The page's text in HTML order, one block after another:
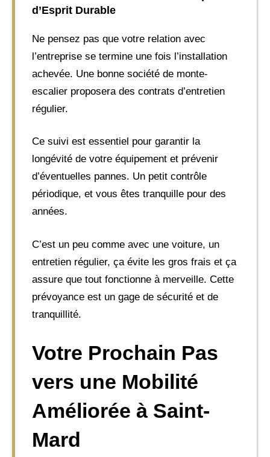
d’Esprit Durable
Ne pensez pas que votre relation avec
l’entreprise se termine une fois l’installation
achevée. Une bonne société de monte-
escalier proposera des contrats d’entretien
régulier.
Ce suivi est essentiel pour garantir la
longévité de votre équipement et prévenir
d’éventuelles pannes. Un petit contrôle
périodique, et vous êtes tranquille pour des
années.
C’est un peu comme avec une voiture, un
entretien régulier, ça évite les gros frais et ça
assure que tout fonctionne à merveille. Cette
prévoyance est un gage de sécurité et de
tranquillité.
Votre Prochain Pas
vers une Mobilité
Améliorée à Saint-
Mard